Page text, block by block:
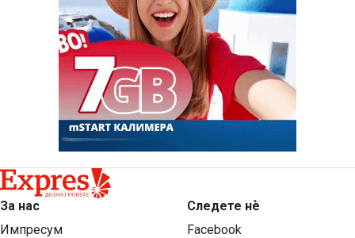
За нас
Импресум
Следете нѐ
Facebook